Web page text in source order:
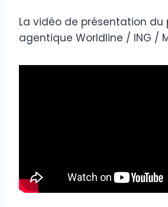
La vidéo de présentation du
agentique Worldline / ING /